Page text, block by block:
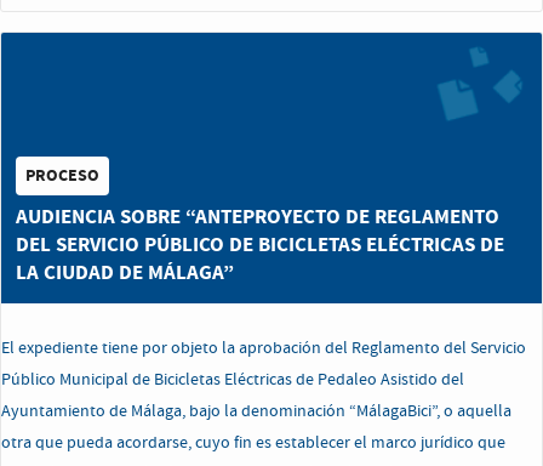
PROCESO
AUDIENCIA SOBRE “ANTEPROYECTO DE REGLAMENTO
DEL SERVICIO PÚBLICO DE BICICLETAS ELÉCTRICAS DE
LA CIUDAD DE MÁLAGA”
El expediente tiene por objeto la aprobación del Reglamento del Servicio
Público Municipal de Bicicletas Eléctricas de Pedaleo Asistido del
Ayuntamiento de Málaga, bajo la denominación “MálagaBici”, o aquella
otra que pueda acordarse, cuyo fin es establecer el marco jurídico que